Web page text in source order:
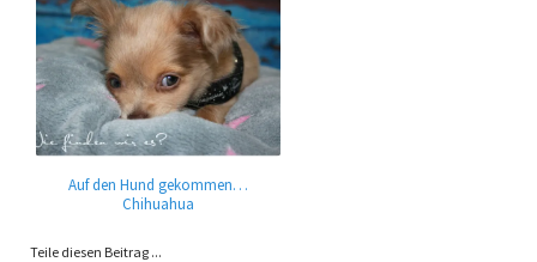
Auf den Hund gekommen…
Chihuahua
Teile diesen Beitrag ...